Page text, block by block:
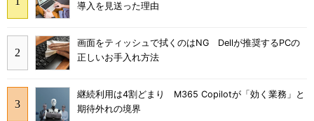
導入を見送った理由
画面をティッシュで拭くのはNG Dellが推奨するPCの
正しいお手入れ方法
継続利用は4割どまり M365 Copilotが「効く業務」と
期待外れの境界